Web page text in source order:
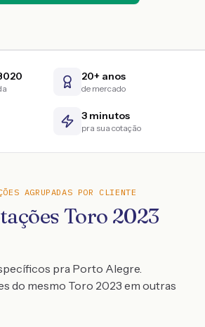
20+ anos
de mercado
3 minutos
pra sua cotação
AGRUPADAS POR CLIENTE
Toro 2023
pra Porto Alegre.
do mesmo Toro 2023 em outras